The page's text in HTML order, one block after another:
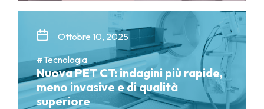
Ottobre 10, 2025
#Tecnologia
Nuova PET CT: indagini più rapide,
meno invasive e di qualità
superiore